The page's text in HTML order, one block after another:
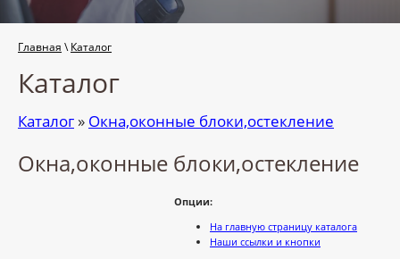
Главная \Каталог
Каталог
Каталог » Окна,оконные блоки,остекление
Окна,оконные блоки,остекление
Опции:
На главную страницу каталога
Наши ссылки и кнопки